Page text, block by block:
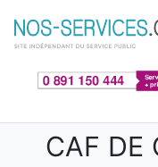
Aller au contenu
CAF DE